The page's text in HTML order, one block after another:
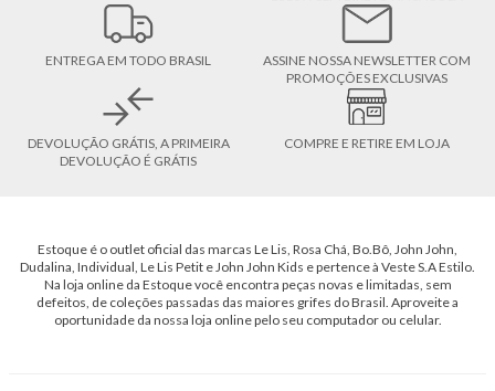
ENTREGA EM TODO BRASIL
ASSINE NOSSA NEWSLETTER COM
PROMOÇÕES EXCLUSIVAS
DEVOLUÇÃO GRÁTIS, A PRIMEIRA
DEVOLUÇÃO É GRÁTIS
COMPRE E RETIRE EM LOJA
Estoque é o outlet oficial das marcas Le Lis, Rosa Chá, Bo.Bô, John John,
Dudalina, Individual, Le Lis Petit e John John Kids e pertence à Veste S.A Estilo.
Na loja online da Estoque você encontra peças novas e limitadas, sem
defeitos, de coleções passadas das maiores grifes do Brasil. Aproveite a
oportunidade da nossa loja online pelo seu computador ou celular.